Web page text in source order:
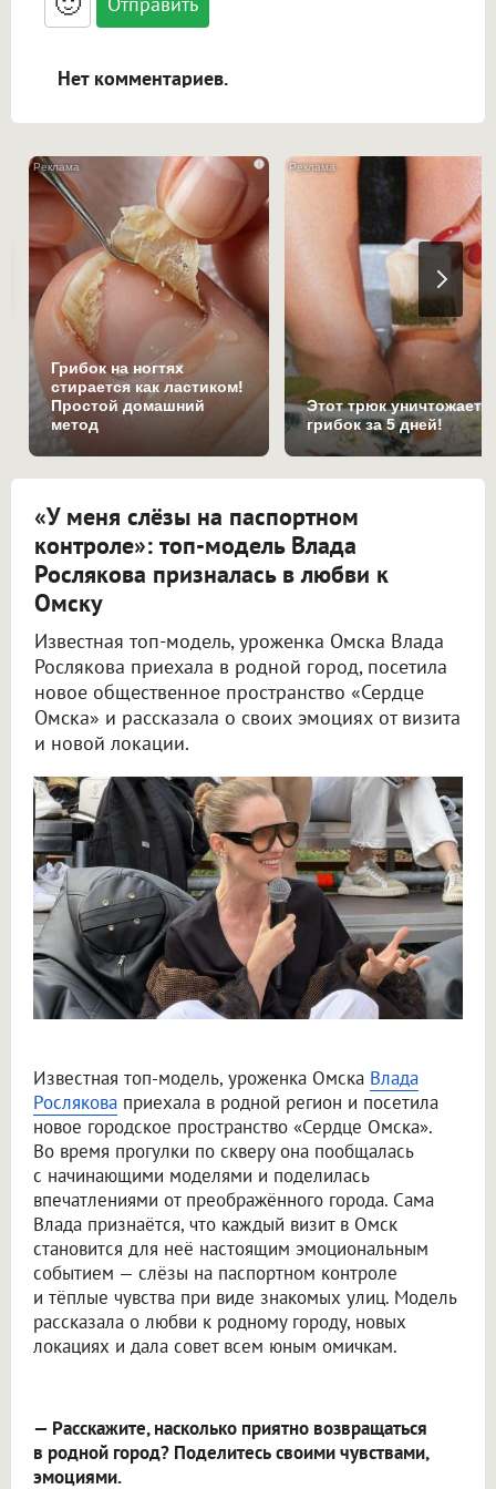
адреса URL автоматически становятся
ссылками, и [img]адрес[/img] будет
Нет комментариев.
i
Грибок на ногтях
стирается как ластиком!
Простой домашний
метод
Этот трюк уничтожает
грибок за 5 дней!
«У меня слёзы на паспортном
контроле»: топ-модель Влада
Рослякова призналась в любви к
Омску
Известная топ-модель, уроженка Омска Влада
Рослякова приехала в родной город, посетила
новое общественное пространство «Сердце
Омска» и рассказала о своих эмоциях от визита
и новой локации.
Известная топ-модель, уроженка Омска Влада
Рослякова приехала в родной регион и посетила
новое городское пространство «Сердце Омска».
Во время прогулки по скверу она пообщалась
с начинающими моделями и поделилась
впечатлениями от преображённого города. Сама
Влада признаётся, что каждый визит в Омск
становится для неё настоящим эмоциональным
событием — слёзы на паспортном контроле
и тёплые чувства при виде знакомых улиц. Модель
рассказала о любви к родному городу, новых
локациях и дала совет всем юным омичкам.
— Расскажите, насколько приятно возвращаться
в родной город? Поделитесь своими чувствами,
эмоциями.